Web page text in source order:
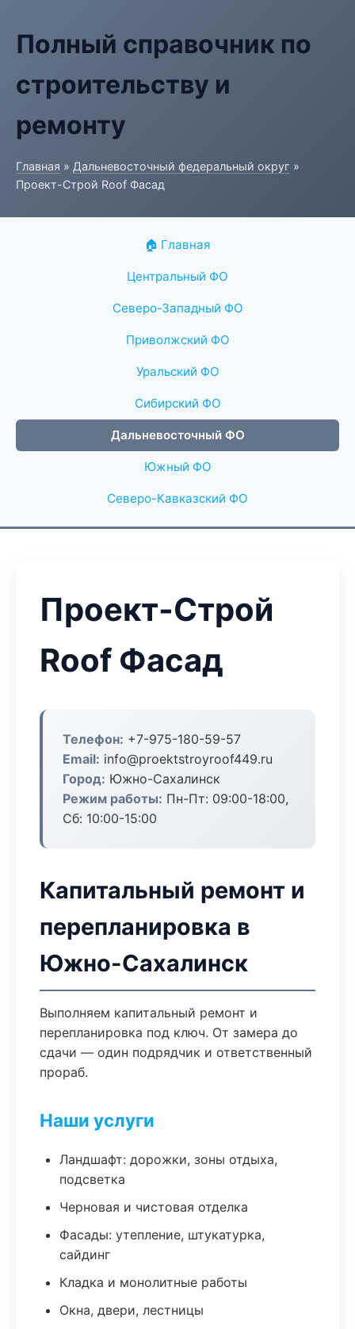
Полный справочник по
строительству и
ремонту
Главная » Дальневосточный федеральный округ »
Проект-Строй Roof Фасад
🏠 Главная
Центральный ФО
Северо-Западный ФО
Приволжский ФО
Уральский ФО
Сибирский ФО
Дальневосточный ФО
Южный ФО
Северо-Кавказский ФО
Проект-Строй
Roof Фасад
Телефон: +7-975-180-59-57
Email: info@proektstroyroof449.ru
Город: Южно-Сахалинск
Режим работы: Пн-Пт: 09:00-18:00,
Сб: 10:00-15:00
Капитальный ремонт и
перепланировка в
Южно-Сахалинск
Выполняем капитальный ремонт и
перепланировка под ключ. От замера до
сдачи — один подрядчик и ответственный
прораб.
Наши услуги
Ландшафт: дорожки, зоны отдыха,
подсветка
Черновая и чистовая отделка
Фасады: утепление, штукатурка,
сайдинг
Кладка и монолитные работы
Окна, двери, лестницы